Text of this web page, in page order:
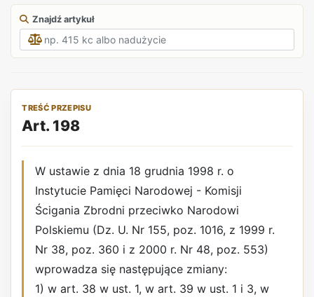
Znajdź artykuł
TREŚĆ PRZEPISU
Art. 198
W ustawie z dnia 18 grudnia 1998 r. o
Instytucie Pamięci Narodowej - Komisji
Ścigania Zbrodni przeciwko Narodowi
Polskiemu (Dz. U. Nr 155, poz. 1016, z 1999 r.
Nr 38, poz. 360 i z 2000 r. Nr 48, poz. 553)
wprowadza się następujące zmiany:
1) w art. 38 w ust. 1, w art. 39 w ust. 1 i 3, w